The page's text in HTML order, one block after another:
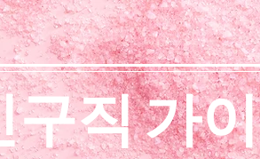
직 가이